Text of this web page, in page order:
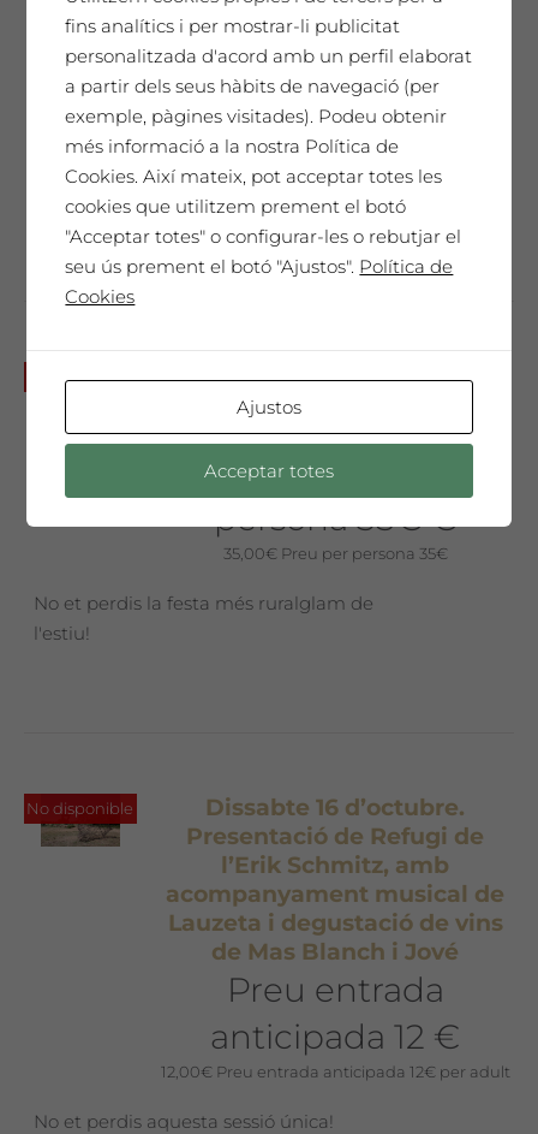
tast de vins)
Preu entrada
anticipada 8 €
Preu entrada anticipada 8€ per
persona
No et perdis aquesta sessió única!
No disponible
Dissabte 16 de juliol a les 18h:
Sopar i festa a La Vinya dels
Artistes
Preu per una
persona 35€ €
35,00€ Preu per persona 35€
No et perdis la festa més ruralglam de
l'estiu!
No disponible
Dissabte 16 d’octubre.
Presentació de Refugi de
l’Erik Schmitz, amb
acompanyament musical de
Lauzeta i degustació de vins
de Mas Blanch i Jové
Preu entrada
anticipada 12 €
12,00€ Preu entrada anticipada 12€ per adult
No et perdis aquesta sessió única!
fins analítics i per mostrar-li publicitat
personalitzada d'acord amb un perfil elaborat
a partir dels seus hàbits de navegació (per
exemple, pàgines visitades). Podeu obtenir
més informació a la nostra Política de
Cookies. Així mateix, pot acceptar totes les
cookies que utilitzem prement el botó
"Acceptar totes" o configurar-les o rebutjar el
seu ús prement el botó "Ajustos". Política de
Cookies
Ajustos
Acceptar totes